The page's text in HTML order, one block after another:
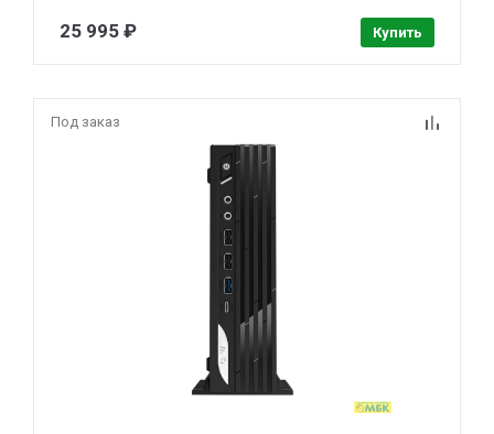
25 995 ₽ Купить
Под заказ